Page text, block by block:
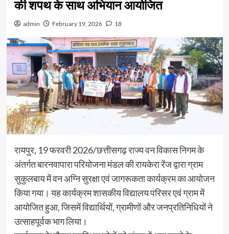
की शपथ के साथ अभियान आयोजित
admin February 19, 2026 18
रायपुर, 19 फरवरी 2026/छत्तीसगढ़ राज्य वन विकास निगम के
अंतर्गत बारनवापारा परियोजना मंडल की रायकेरा रेंज द्वारा ग्राम
सुकुलबाय में वन अग्नि सुरक्षा एवं जागरूकता कार्यक्रम का आयोजन
किया गया। यह कार्यक्रम शासकीय विद्यालय परिसर एवं ग्राम में
आयोजित हुआ, जिसमें विद्यार्थियों, ग्रामीणों और जनप्रतिनिधियों ने
उत्साहपूर्वक भाग लिया।